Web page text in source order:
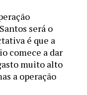
Santos será o
é que a
comece a dar
muito alto
a operação